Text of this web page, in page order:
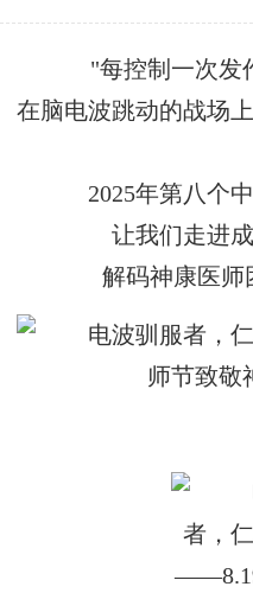
"每控制一次发
在脑电波跳动的战场
2025年第八个
让我们走进
解码神康医师